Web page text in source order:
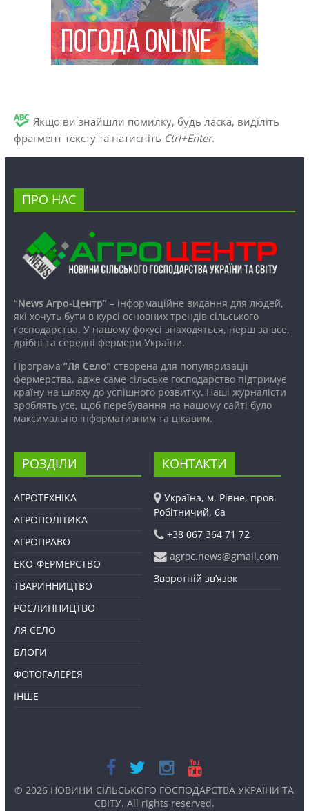
Якщо ви знайшли помилку, будь ласка, виділіть
фрагмент тексту та натисніть Ctrl+Enter.
ПРО НАС
“News Агро-Центр”– інформаційне видання для людей,
які хочуть бути в курсі основних трендів сільського
господарства. У нашому фокусі знаходяться, перш за все,
дрібні та середні фермери України.
Програма “Ля Село”створена для популяризації
фермерства, адже саме сільське господарство підтримує
країну на шляху до успішного розвитку. Наші журналісти
зроблять усе, щоб перебування на нашому сайті було
максимально інформативним та цікавим.
РОЗДІЛИ
АГРОТЕХНІКА
АГРОПОЛІТИКА
АГРОПРАВО
ЕКО-ФЕРМЕРСТВО
ТВАРИННИЦТВО
РОСЛИННИЦТВО
ЛЯ СЕЛО
БЛОГИ
ФОТОГАЛЕРЕЯ
ІНШЕ
КОНТАКТИ
Україна, м. Рівне, пров.
Робітничий, 6а
+38 067 364 71 72
agroc.news@gmail.com
Зворотній зв’язок
© 2026 НОВИНИ СІЛЬСЬКОГО ГОСПОДАРСТВА УКРАЇНИ ТА
СВІТУ. All rights reserved.